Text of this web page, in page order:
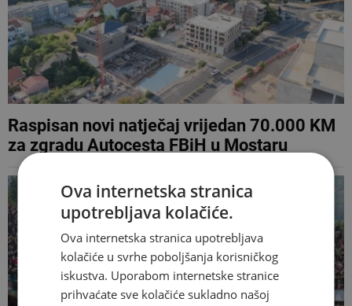
Raspisan novi natječaj vrijedan 70.000 KM
za zgradu Autocesta FBiH u Mostaru
Ova internetska stranica
upotrebljava kolačiće.
Ova internetska stranica upotrebljava
kolačiće u svrhe poboljšanja korisničkog
iskustva. Uporabom internetske stranice
prihvaćate sve kolačiće sukladno našoj